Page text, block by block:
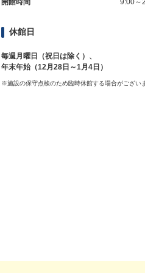
開館時間 9:00～
休館日
毎週月曜日（祝日は除く）、
年末年始（12月28日～1月4日）
※施設の保守点検のため臨時休館する場合がござい